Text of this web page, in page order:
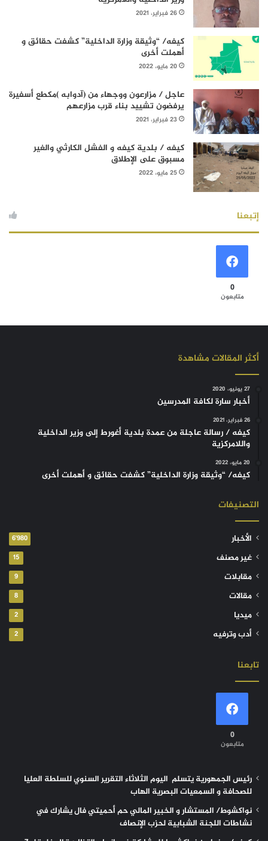
26 فبراير، 2021
كيفه/ “وثيقة وزارة الداخلية” كشفت حقائق و
أهملت أخرى
20 مايو، 2022
عاجل / مزارعون ووجهاء من (آدوابه )مكطع أسفيرة
يرفضون تشييد بناء قرب مزارعهم
23 فبراير، 2021
كيفه / بلدية كيفه و الفشل الكارثي والغير
مسبوق على الإطلاق
25 مايو، 2022
إتبعنا
0
متابعون
أكثر المقالات مشاهدة
27 يونيو، 2020
أخبار سارة لكافة المدرسين
26 فبراير، 2021
كيفه / رسالة عاجلة من عمدة بلدية أغورط إلى وزير الداخلية
واللامركزية
20 مايو، 2022
كيفه/ “وثيقة وزارة الداخلية” كشفت حقائق و أهملت أخرى
التصنيفات
الأخبار 6٬980
غير مصنف 15
مقابلات 9
مقالات 8
ميديا 2
أدب وترفيه 2
تابعنا
0
متابعون
رئيس الجمهورية يتسلم اليوم الثلاثاء التقرير السنوي للسلطة العليا
للصحافة و السمعيات البصرية الهاب
نواكشوط/ المستشار و الخبير المالي حم أحميتي فال يشارك في
نشاطات اللجنة الشبابية لحزب الإنصاف